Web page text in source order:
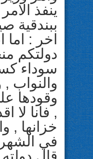
ينفذ
ببندقية
اخر : اما
دولتكم
سوداء
والنواب
وقودها
, فانا لا
خزانها ,
في
قال